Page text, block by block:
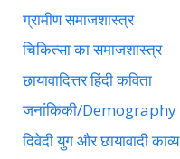
ग्रामीण समाजशास्त्र
चिकित्सा का समाजशास्त्र
छायावादित्तर हिंदी कविता
जनांकिकी/Demography
दिवेदी युग और छायावादी काव्य